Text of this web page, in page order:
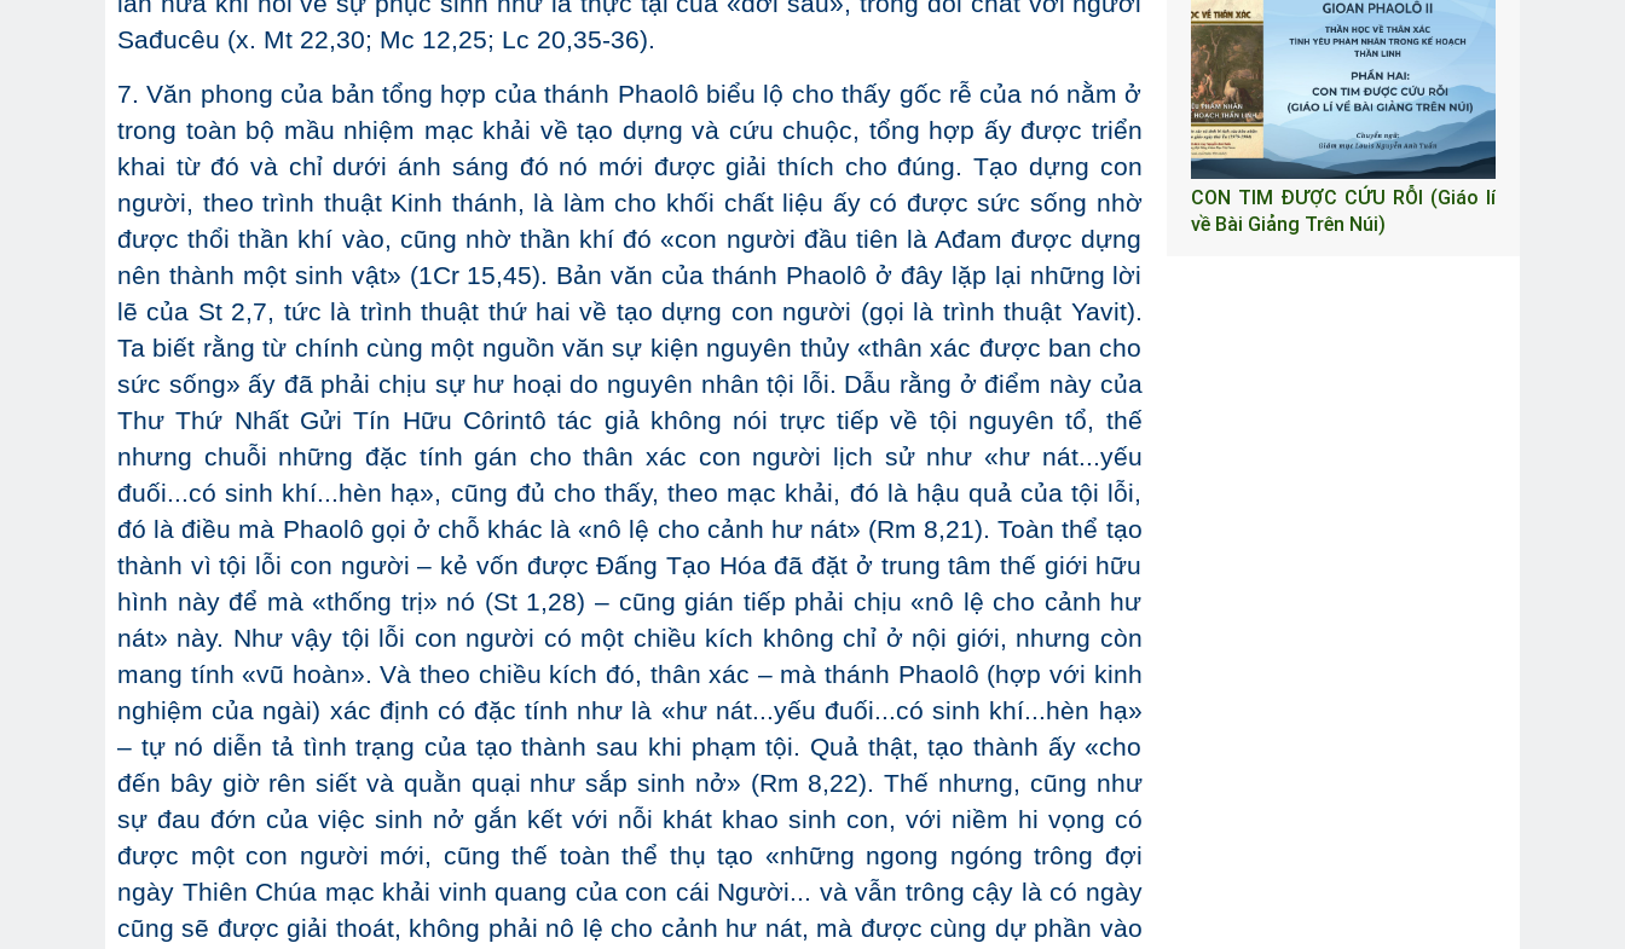
Sađucêu (x. Mt 22,30; Mc 12,25; Lc 20,35-36).
7. Văn phong của bản tổng hợp của thánh Phaolô biểu lộ cho thấy gốc rễ của nó nằm ở
trong toàn bộ mầu nhiệm mạc khải về tạo dựng và cứu chuộc, tổng hợp ấy được triển
khai từ đó và chỉ dưới ánh sáng đó nó mới được giải thích cho đúng. Tạo dựng con
người, theo trình thuật Kinh thánh, là làm cho khối chất liệu ấy có được sức sống nhờ
được thổi thần khí vào, cũng nhờ thần khí đó «con người đầu tiên là Ađam được dựng
nên thành một sinh vật» (1Cr 15,45). Bản văn của thánh Phaolô ở đây lặp lại những lời
lẽ của St 2,7, tức là trình thuật thứ hai về tạo dựng con người (gọi là trình thuật Yavit).
Ta biết rằng từ chính cùng một nguồn văn sự kiện nguyên thủy «thân xác được ban cho
sức sống» ấy đã phải chịu sự hư hoại do nguyên nhân tội lỗi. Dẫu rằng ở điểm này của
Thư Thứ Nhất Gửi Tín Hữu Côrintô tác giả không nói trực tiếp về tội nguyên tổ, thế
nhưng chuỗi những đặc tính gán cho thân xác con người lịch sử như «hư nát...yếu
đuối...có sinh khí...hèn hạ», cũng đủ cho thấy, theo mạc khải, đó là hậu quả của tội lỗi,
đó là điều mà Phaolô gọi ở chỗ khác là «nô lệ cho cảnh hư nát» (Rm 8,21). Toàn thể tạo
thành vì tội lỗi con người – kẻ vốn được Đấng Tạo Hóa đã đặt ở trung tâm thế giới hữu
hình này để mà «thống trị» nó (St 1,28) – cũng gián tiếp phải chịu «nô lệ cho cảnh hư
nát» này. Như vậy tội lỗi con người có một chiều kích không chỉ ở nội giới, nhưng còn
mang tính «vũ hoàn». Và theo chiều kích đó, thân xác – mà thánh Phaolô (hợp với kinh
nghiệm của ngài) xác định có đặc tính như là «hư nát...yếu đuối...có sinh khí...hèn hạ»
– tự nó diễn tả tình trạng của tạo thành sau khi phạm tội. Quả thật, tạo thành ấy «cho
đến bây giờ rên siết và quằn quại như sắp sinh nở» (Rm 8,22). Thế nhưng, cũng như
sự đau đớn của việc sinh nở gắn kết với nỗi khát khao sinh con, với niềm hi vọng có
được một con người mới, cũng thế toàn thể thụ tạo «những ngong ngóng trông đợi
ngày Thiên Chúa mạc khải vinh quang của con cái Người... và vẫn trông cậy là có ngày
cũng sẽ được giải thoát, không phải nô lệ cho cảnh hư nát, mà được cùng dự phần vào
CON TIM ĐƯỢC CỨU RỖI (Giáo lí
về Bài Giảng Trên Núi)